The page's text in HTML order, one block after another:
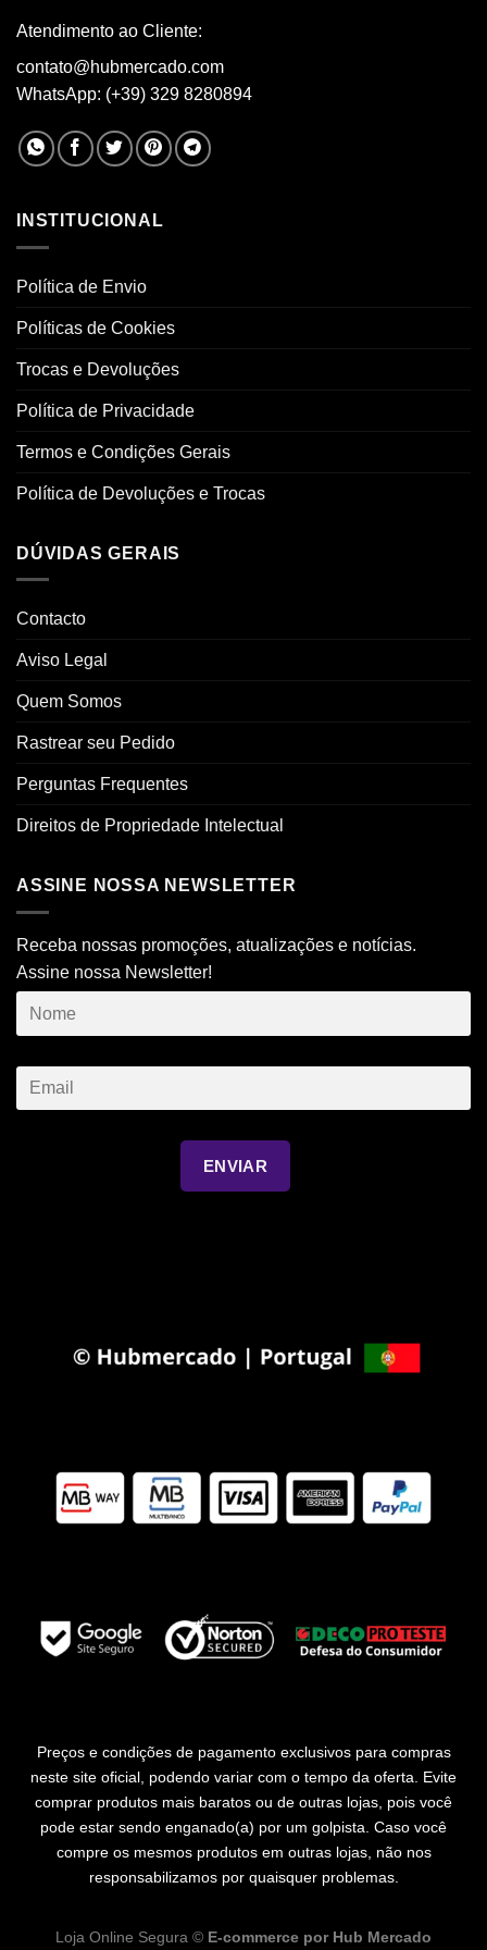
the
product
Atendimento ao Cliente:
contato@hubmercado.com
WhatsApp: (+39) 329 8280894
INSTITUCIONAL
Política de Envio
Políticas de Cookies
Trocas e Devoluções
Política de Privacidade
Termos e Condições Gerais
Política de Devoluções e Trocas
DÚVIDAS GERAIS
Contacto
Aviso Legal
Quem Somos
Rastrear seu Pedido
Perguntas Frequentes
Direitos de Propriedade Intelectual
ASSINE NOSSA NEWSLETTER
Receba nossas promoções, atualizações e notícias.
Assine nossa Newsletter!
ENVIAR
Preços e condições de pagamento exclusivos para compras
neste site oficial, podendo variar com o tempo da oferta. Evite
comprar produtos mais baratos ou de outras lojas, pois você
pode estar sendo enganado(a) por um golpista. Caso você
compre os mesmos produtos em outras lojas, não nos
responsabilizamos por quaisquer problemas.
Loja Online Segura © E-commerce por Hub Mercado